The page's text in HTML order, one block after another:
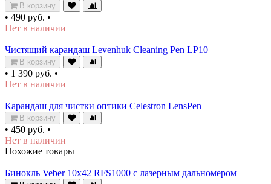
В корзину
• 490 руб. •
Нет в наличии
Чистящий карандаш Levenhuk Cleaning Pen LP10
В корзину
• 1 390 руб. •
Нет в наличии
Карандаш для чистки оптики Celestron LensPen
В корзину
• 450 руб. •
Нет в наличии
Похожие товары
Бинокль Veber 10x42 RFS1000 с лазерным дальномером